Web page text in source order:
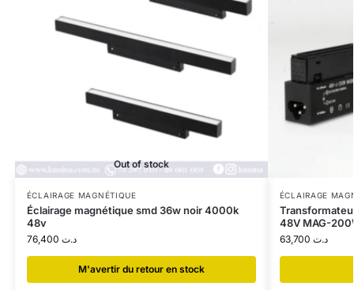
Out of stock
ÉCLAIRAGE MAGNÉTIQUE
Éclairage magnétique smd 36w noir 4000k
48v
د.ت
​M'avertir du retour en stock
ÉCLAIRAGE
48V MAG-
د.ت